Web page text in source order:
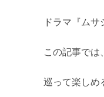
ドラマ『ム
この記事では
巡って楽しめ